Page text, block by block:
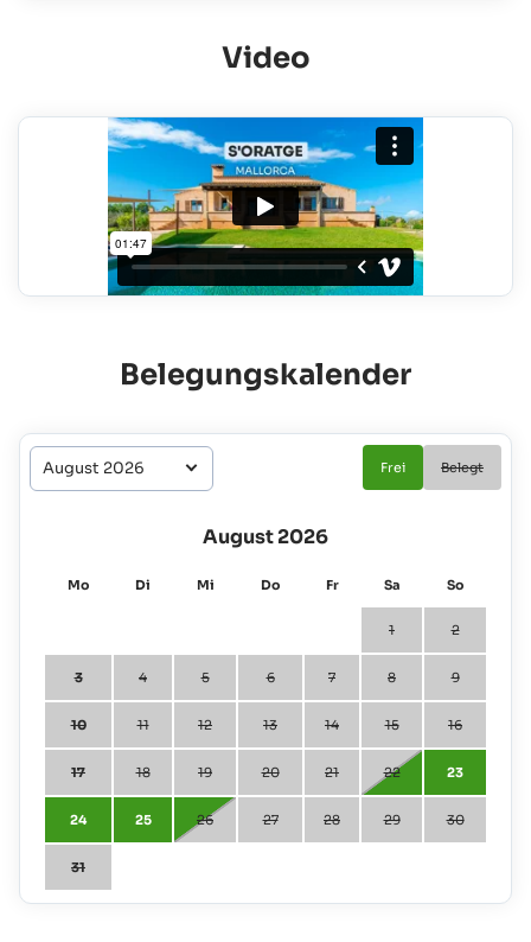
Video
Belegungskalender
Frei Belegt
August 2026
Mo Di Mi Do Fr Sa So
1 2
3 4 5 6 7 8 9
10 11 12 13 14 15 16
17 18 19 20 21 22 23
24 25 26 27 28 29 30
31